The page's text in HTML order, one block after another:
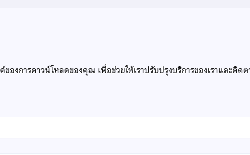
งการดาวน์โหลดของคุณ เพื่อช่วยให้เราปรับปรุงบริการของเราและติดต